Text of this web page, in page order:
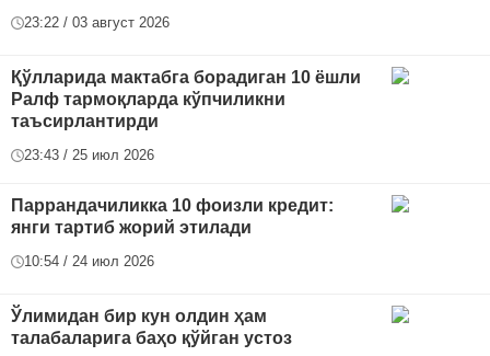
23:22 / 03 август 2026
Қўлларида мактабга борадиган 10 ёшли
Ралф тармоқларда кўпчиликни
таъсирлантирди
23:43 / 25 июл 2026
Паррандачиликка 10 фоизли кредит:
янги тартиб жорий этилади
10:54 / 24 июл 2026
Ўлимидан бир кун олдин ҳам
талабаларига баҳо қўйган устоз